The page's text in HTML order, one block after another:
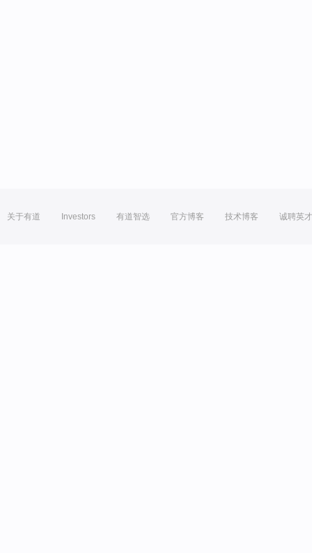
关于有道 Investors 有道智选 官方博客 技术博客 诚聘英才